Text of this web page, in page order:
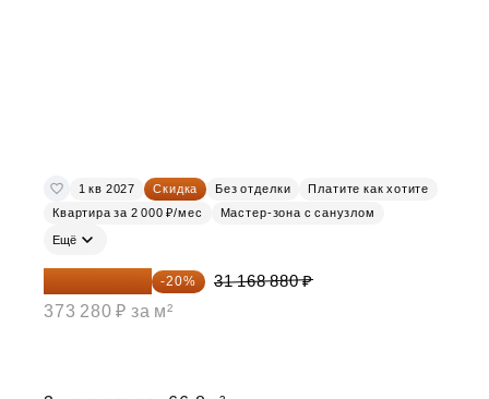
1 кв 2027 Скидка Без отделки
Платите как хотите
Квартира за 2 000 ₽/мес
Мастер-зона с санузлом
Ещё
24 935 104 ₽ -20%
31 168 880 ₽
373 280 ₽ за м²